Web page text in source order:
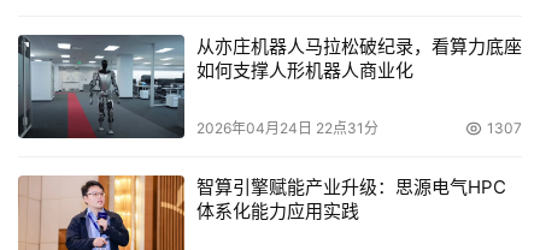
本)运行提供强密码认证的安全软件，甚至是整个磁盘加
密，以便确保这些设备上的任何公司数据在硬件丢失或被窃
时是不能恢复的。
5.网络接入控制越来越普及
随着需要支持越来越多的移动工人，IT管理者正在关注网络
从亦庄机器人马拉松破纪录，看算力底座
如何支撑人形机器人商业化
2026年04月24日 22点31分 1307
智算引擎赋能产业升级：思源电气HPC
体系化能力应用实践